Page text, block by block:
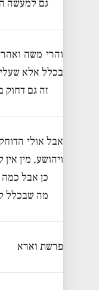
גם למעשה
והרי משה
בכלל אלא
זה גם דחוק
אבל אולי
ויהושע, מין
כן אבל
מה שבכלל
פרשת וארא